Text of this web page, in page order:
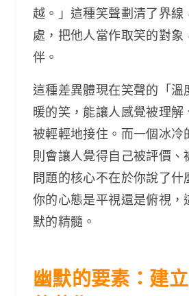
越。」這種笑聲劃清了界線
處，把他人當作取笑的對象
伴。
這種差異體現在笑聲的「溫
暖的笑，能讓人感覺被理解
被輕輕地接住。而一個冰冷
則會讓人覺得自己被評價、
問題的核心不在於你說了什
你的心態是平視還是俯視，
默的精髓。
幽默的要素：建